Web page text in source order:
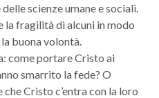
scienze umane e sociali.
la fragilità di alcuni in modo
buona volontà.
come portare Cristo ai
smarrito la fede? O
Cristo c’entra con la loro